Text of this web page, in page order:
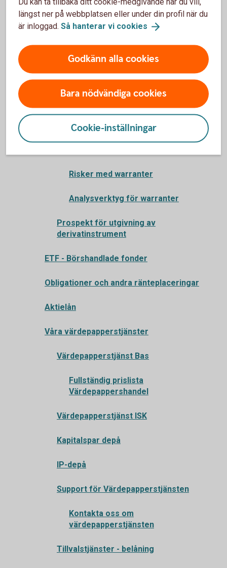
Bull-certifikat
Bear-certifikat
Warranter
Vad är warranter?
Risker med warranter
Analysverktyg för warranter
Prospekt för utgivning av
derivatinstrument
ETF - Börshandlade fonder
Obligationer och andra ränteplaceringar
Aktielån
Våra värdepapperstjänster
Värdepapperstjänst Bas
Fullständig prislista
Värdepappershandel
Värdepapperstjänst ISK
Kapitalspar depå
IP-depå
Support för Värdepapperstjänsten
Kontakta oss om
värdepapperstjänsten
Tillvalstjänster - belåning
längst ner på webbplatsen eller under din profil när du
är inloggad. Så hanterar vi cookies
Godkänn alla cookies
Bara nödvändiga cookies
Cookie-inställningar